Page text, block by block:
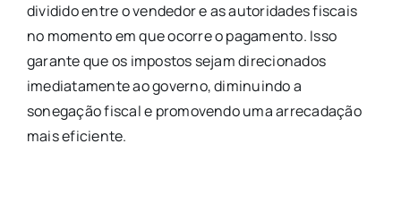
dividido entre o vendedor e as autoridades fiscais
no momento em que ocorre o pagamento. Isso
garante que os impostos sejam direcionados
imediatamente ao governo, diminuindo a
sonegação fiscal e promovendo uma arrecadação
mais eficiente.